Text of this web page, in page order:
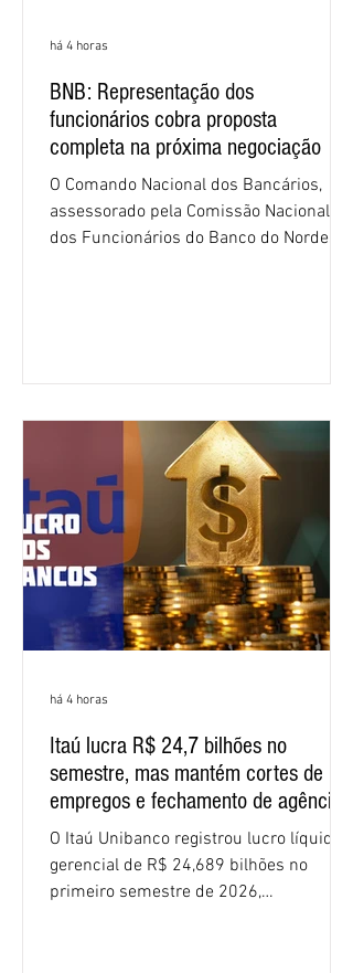
BNB: Representação dos
funcionários cobra proposta
completa na próxima negociação
O Comando Nacional dos Bancários,
assessorado pela Comissão Nacional
dos Funcionários do Banco do Nordeste
negociação encerrou a discussão das
cláusulas econômicas e sindicais da
minuta, e a representação dos
funcionários cobrou que o banco
apresente uma proposta c
há 4 horas
Itaú lucra R$ 24,7 bilhões no
semestre, mas mantém cortes de
empregos e fechamento de agências
O Itaú Unibanco registrou lucro líquido
gerencial de R$ 24,689 bilhões no
primeiro semestre de 2026,
há 4 horas